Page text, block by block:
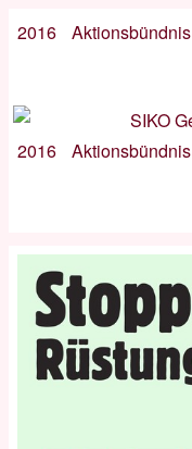
2016 Aktionsbündnis
2016 Aktionsbündnis